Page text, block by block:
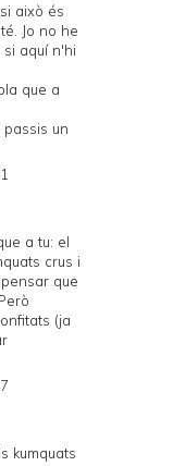
això és
Jo no he
aquí n'hi
que a
un
a tu: el
crus i
que
(ja
kumquats